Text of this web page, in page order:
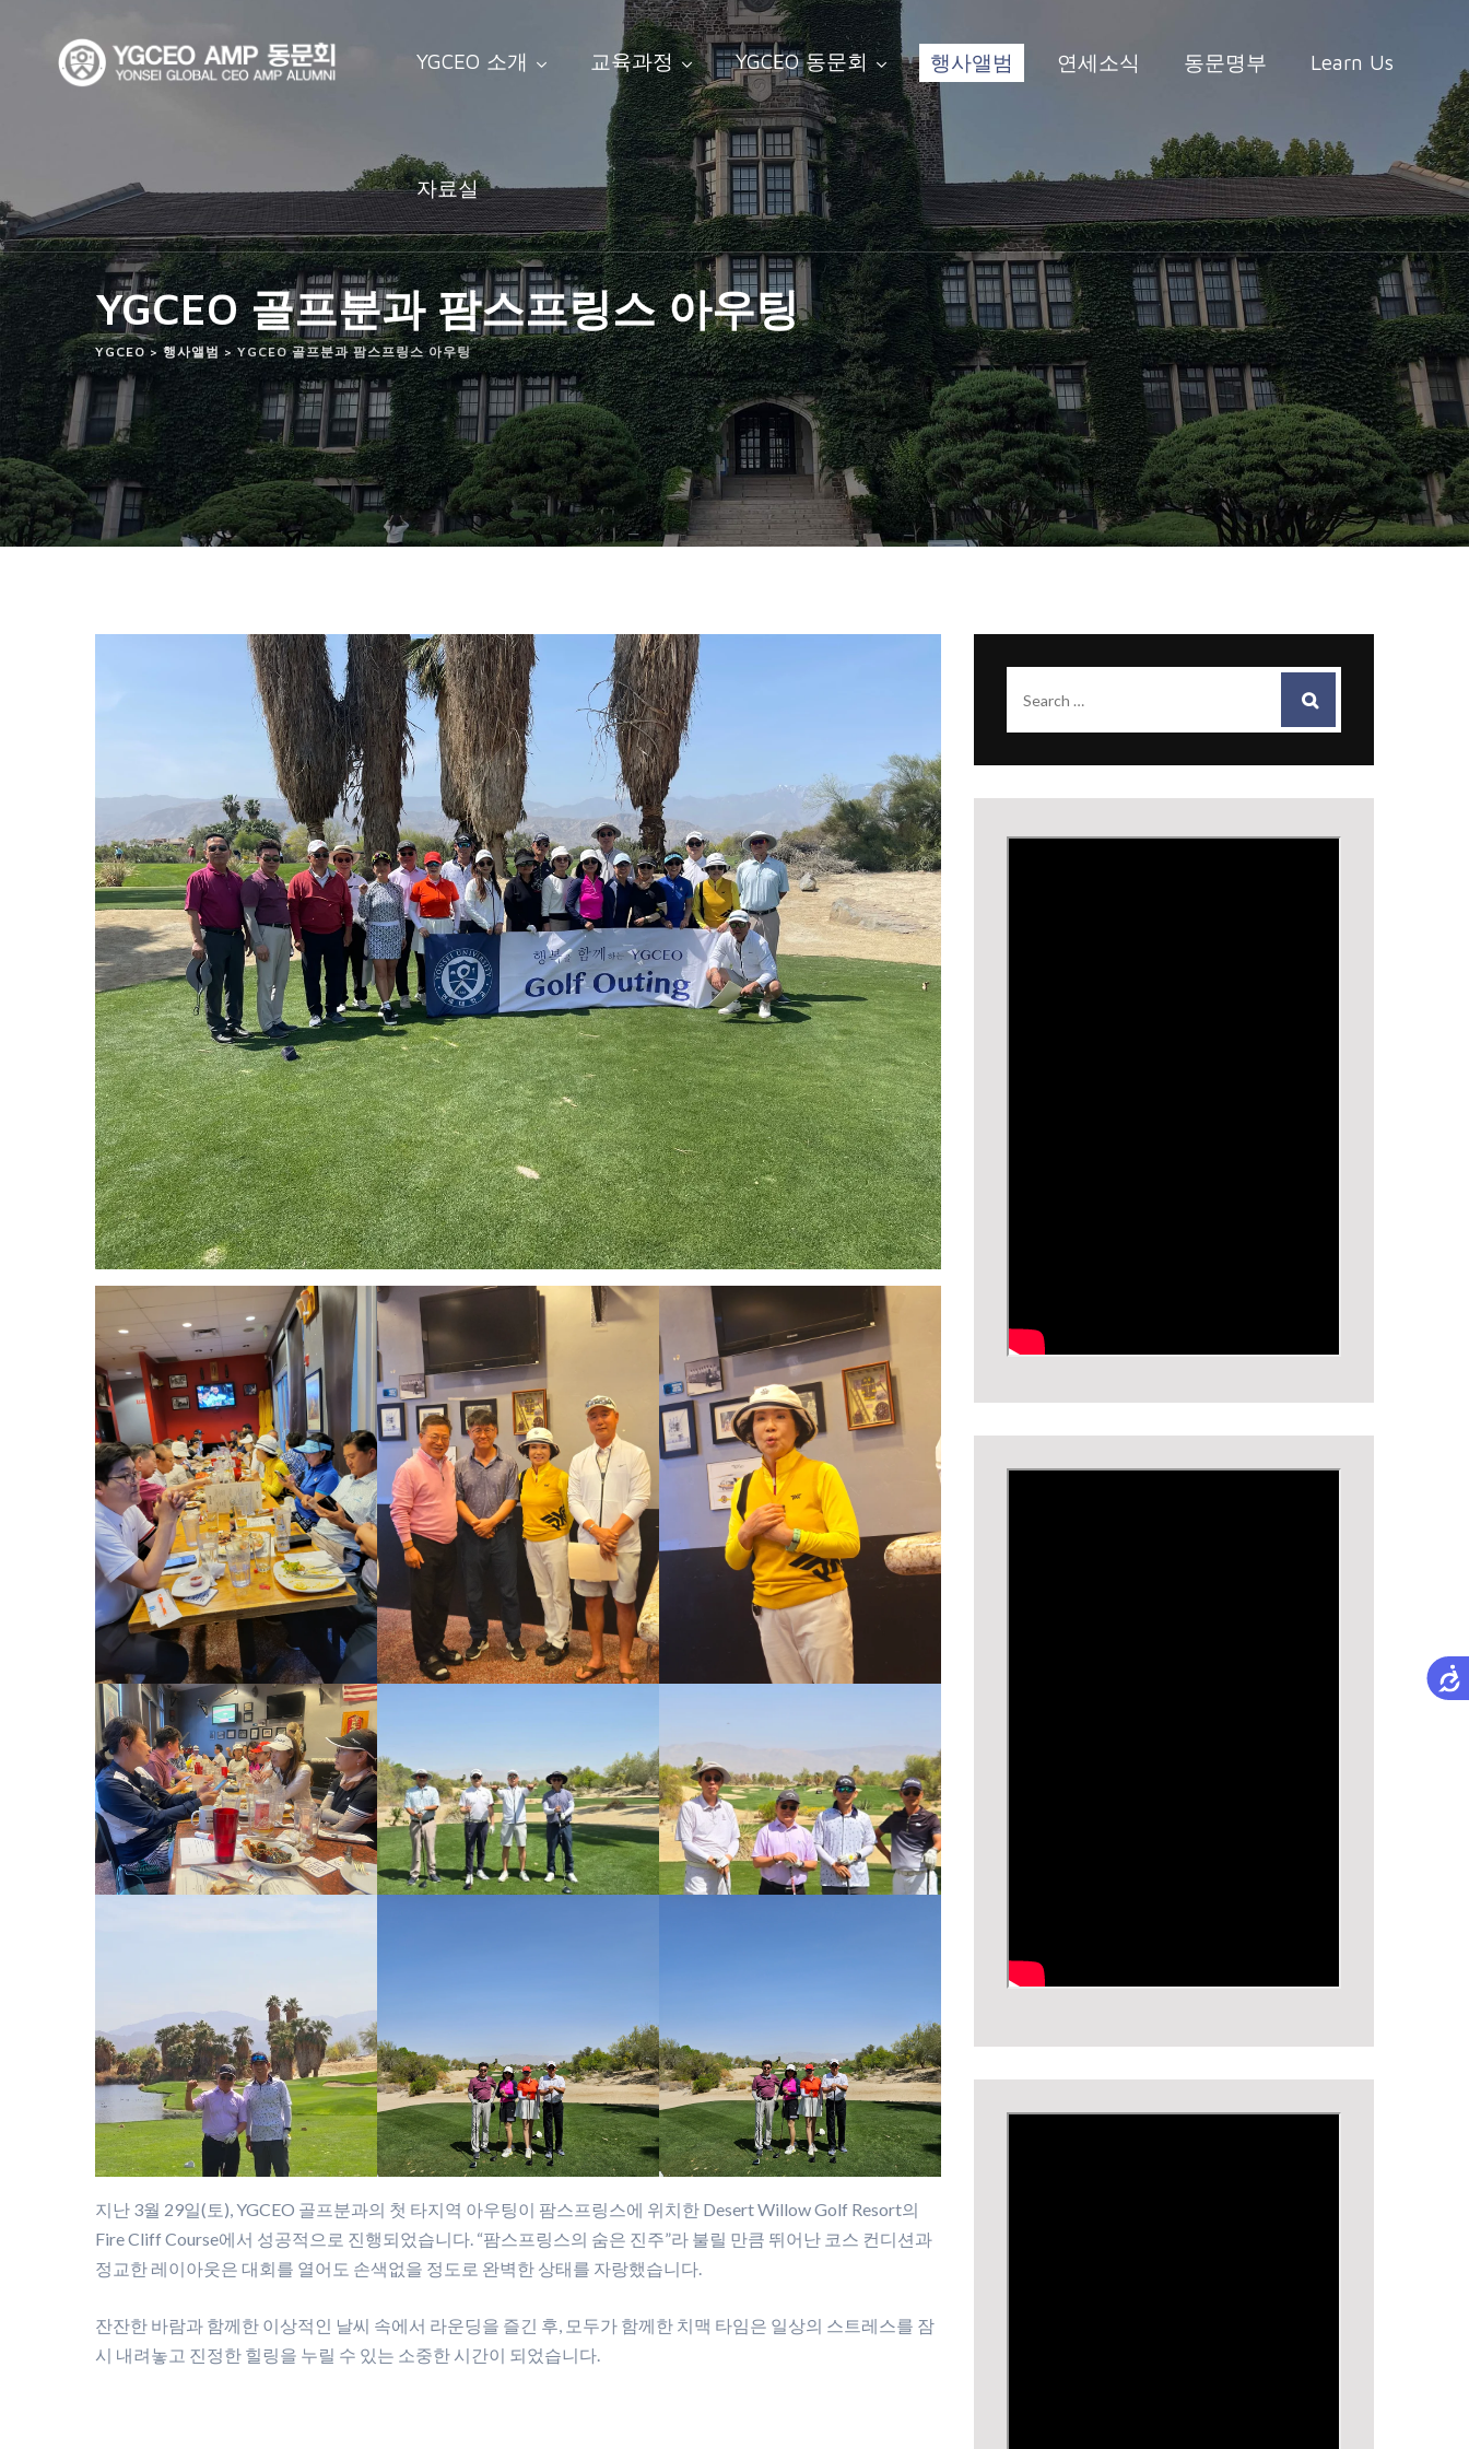
YGCEO 소개 교육과정 YGCEO 동문회 행사앨범 연세소식 동문명부 Learn Us
자료실
YGCEO 골프분과 팜스프링스 아우팅
YGCEO>행사앨범 >YGCEO 골프분과 팜스프링스 아우팅
지난 3월 29일(토), YGCEO 골프분과의 첫 타지역 아우팅이 팜스프링스에 위치한 Desert Willow Golf Resort의
Fire Cliff Course에서 성공적으로 진행되었습니다. “팜스프링스의 숨은 진주”라 불릴 만큼 뛰어난 코스 컨디션과
정교한 레이아웃은 대회를 열어도 손색없을 정도로 완벽한 상태를 자랑했습니다.
잔잔한 바람과 함께한 이상적인 날씨 속에서 라운딩을 즐긴 후, 모두가 함께한 치맥 타임은 일상의 스트레스를 잠
시 내려놓고 진정한 힐링을 누릴 수 있는 소중한 시간이 되었습니다.